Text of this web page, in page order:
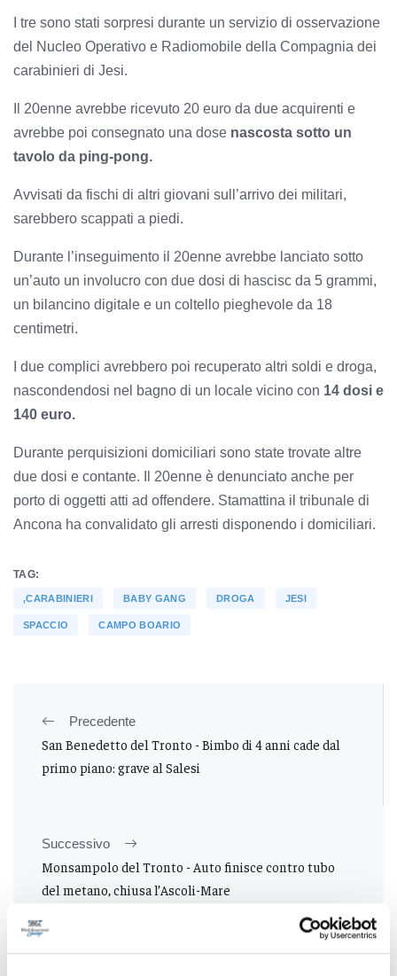
I tre sono stati sorpresi durante un servizio di osservazione
del Nucleo Operativo e Radiomobile della Compagnia dei
carabinieri di Jesi.
Il 20enne avrebbe ricevuto 20 euro da due acquirenti e
avrebbe poi consegnato una dose nascosta sotto un
tavolo da ping-pong.
Avvisati da fischi di altri giovani sull’arrivo dei militari,
sarebbero scappati a piedi.
Durante l’inseguimento il 20enne avrebbe lanciato sotto
un’auto un involucro con due dosi di hascisc da 5 grammi,
un bilancino digitale e un coltello pieghevole da 18
centimetri.
I due complici avrebbero poi recuperato altri soldi e droga,
nascondendosi nel bagno di un locale vicino con 14 dosi e
140 euro.
Durante perquisizioni domiciliari sono state trovate altre
due dosi e contante. Il 20enne è denunciato anche per
porto di oggetti atti ad offendere. Stamattina il tribunale di
Ancona ha convalidato gli arresti disponendo i domiciliari.
TAG:
,CARABINIERI BABY GANG DROGA JESI
SPACCIO CAMPO BOARIO
Precedente
San Benedetto del Tronto - Bimbo di 4 anni cade dal
primo piano: grave al Salesi
Successivo
Monsampolo del Tronto - Auto finisce contro tubo
del metano, chiusa l’Ascoli-Mare